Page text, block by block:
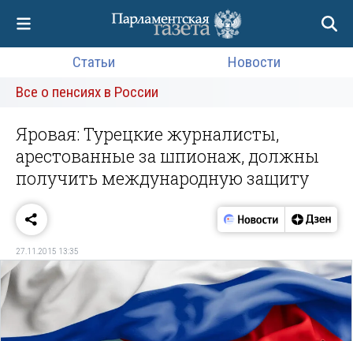
Статьи
Новости
Все о пенсиях в России
Яровая: Турецкие журналисты,
арестованные за шпионаж, должны
получить международную защиту
27.11.2015 13:35